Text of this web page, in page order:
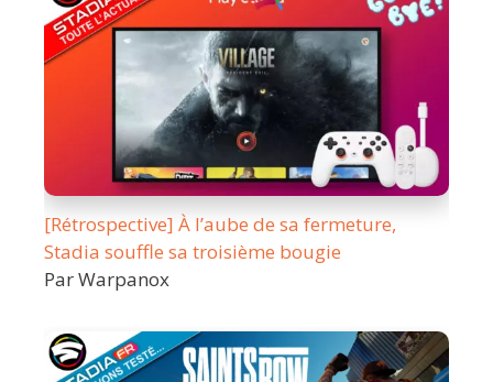
[Rétrospective] À l’aube de sa fermeture,
Stadia souffle sa troisième bougie
Par Warpanox